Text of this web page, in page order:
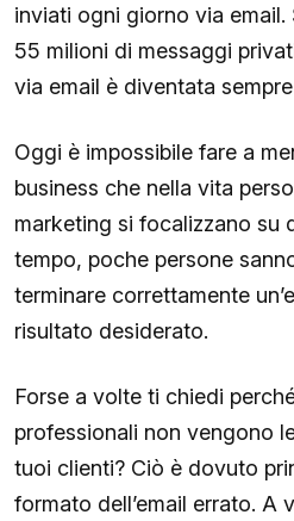
inviati ogni giorno via
55 milioni di messaggi
via email è diventata
Oggi è impossibile fare a
business che nella vita
marketing si focalizzano su
tempo, poche persone
terminare correttamente
risultato desiderato.
Forse a volte ti chiedi
professionali non vengono
tuoi clienti? Ciò è dovuto
formato dell’email errato. A